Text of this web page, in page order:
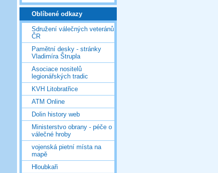
Oblíbené odkazy
Sdružení válečných veteránů
ČR
Pamětní desky - stránky
Vladimíra Štrupla
Asociace nositelů
legionářských tradic
KVH Litobratřice
ATM Online
Dolin history web
Ministerstvo obrany - péče o
válečné hroby
vojenská pietní místa na
mapě
Hloubkaři